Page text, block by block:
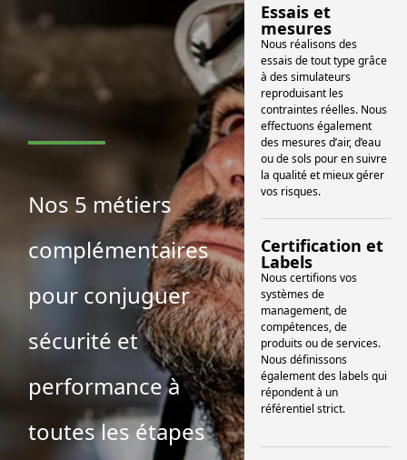
Nos 5 métiers
complémentaires
pour conjuguer
sécurité et
performance à
toutes les étapes
Essais et
mesures
Nous réalisons des
essais de tout type grâce
à des simulateurs
reproduisant les
contraintes réelles. Nous
effectuons également
des mesures d’air, d’eau
ou de sols pour en suivre
la qualité et mieux gérer
vos risques.
Certification et
Labels
Nous certifions vos
systèmes de
management, de
compétences, de
produits ou de services.
Nous définissons
également des labels qui
répondent à un
référentiel strict.